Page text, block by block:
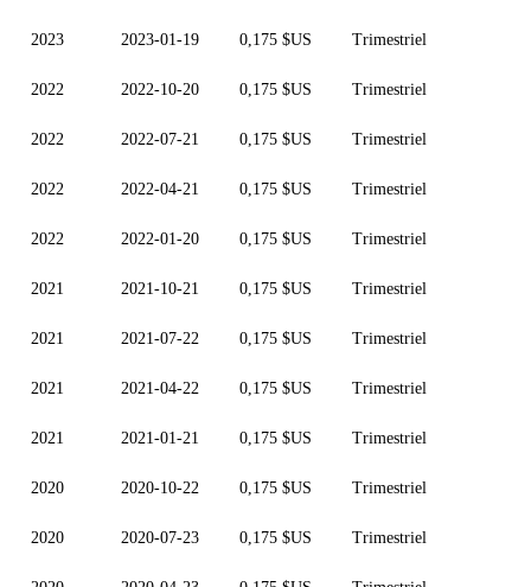
2023 2023-01-19 0,175 $US Trimestriel
2022 2022-10-20 0,175 $US Trimestriel
2022 2022-07-21 0,175 $US Trimestriel
2022 2022-04-21 0,175 $US Trimestriel
2022 2022-01-20 0,175 $US Trimestriel
2021 2021-10-21 0,175 $US Trimestriel
2021 2021-07-22 0,175 $US Trimestriel
2021 2021-04-22 0,175 $US Trimestriel
2021 2021-01-21 0,175 $US Trimestriel
2020 2020-10-22 0,175 $US Trimestriel
2020 2020-07-23 0,175 $US Trimestriel